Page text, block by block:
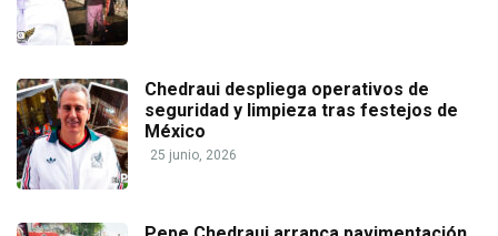
Chedraui despliega operativos de
seguridad y limpieza tras festejos de
México
25 junio, 2026